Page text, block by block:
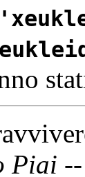
Piai